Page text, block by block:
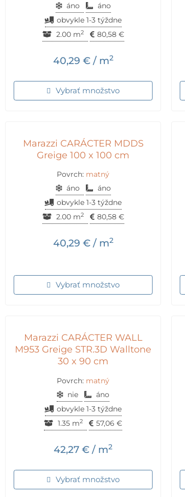
áno
áno
obvykle 1-3 týždne
2.00 m2 80,58 €
40,29 €/ m2
Vybrať množstvo
Marazzi CARÁCTER MDDS
Greige 100 x 100 cm
Povrch: matný
áno
áno
obvykle 1-3 týždne
2.00 m2 80,58 €
40,29 €/ m2
Vybrať množstvo
Marazzi CARÁCTER WALL
M953 Greige STR.3D Walltone
30 x 90 cm
Povrch: matný
nie
áno
obvykle 1-3 týždne
1.35 m2 57,06 €
42,27 € / m2
Vybrať množstvo